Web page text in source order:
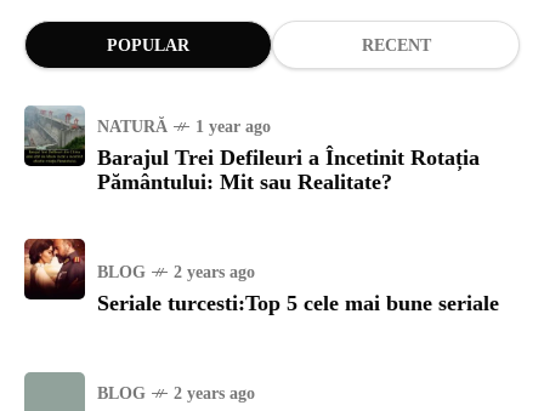
POPULAR RECENT
NATURĂ 1 year ago
Barajul Trei Defileuri a Încetinit Rotația
Pământului: Mit sau Realitate?
BLOG 2 years ago
Seriale turcesti:Top 5 cele mai bune seriale
BLOG 2 years ago